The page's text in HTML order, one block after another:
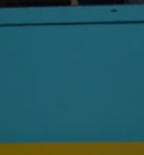
VOYAGE
partir en
personne trouvera
selon...